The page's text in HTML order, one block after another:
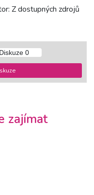
Z dostupných zdrojů
Diskuze 0
zajímat